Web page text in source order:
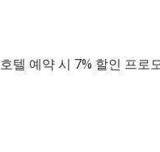
호텔 예약 시 7% 할인 프로